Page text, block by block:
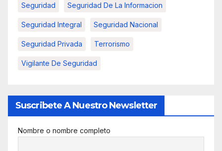
Seguridad Seguridad De La Informacion
Seguridad Integral Seguridad Nacional
Seguridad Privada Terrorismo
Vigilante De Seguridad
Suscribete A Nuestro Newsletter
Nombre o nombre completo